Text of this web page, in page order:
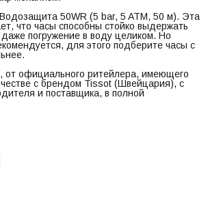
50WR (5 bar, 5 ATM, 50 м). Эта
что часы способны стойко выдержать
погружение в воду целиком. Но
для этого подберите часы с
от официального ритейлера, имеющего
с брендом Tissot (Швейцария), с
и поставщика, в полной